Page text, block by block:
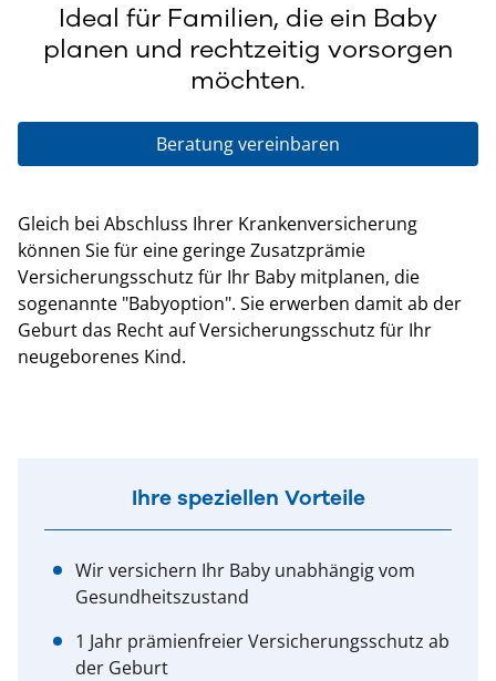
Ideal für Familien, die ein Baby
planen und rechtzeitig vorsorgen
möchten.
Beratung vereinbaren
Gleich bei Abschluss Ihrer Krankenversicherung
können Sie für eine geringe Zusatzprämie
Versicherungsschutz für Ihr Baby mitplanen, die
sogenannte "Babyoption". Sie erwerben damit ab der
Geburt das Recht auf Versicherungsschutz für Ihr
neugeborenes Kind.
Ihre speziellen Vorteile
Wir versichern Ihr Baby unabhängig vom
Gesundheitszustand
1 Jahr prämienfreier Versicherungsschutz ab
der Geburt